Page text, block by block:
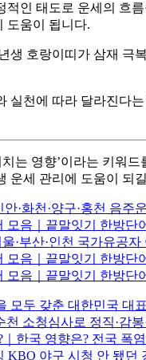
인 태도로 운세의
도움이 됩니다.
생 호랑이띠가 삼재
천에 따라 달라진다
는 영향’이라는 키워
운세 관리에 도움이 되
안·화천·양구·홍천 음
모음｜끝말잇기 한방단
·부산·인천 국가유공
모음｜끝말잇기 한방단
모음｜끝말잇기 한방단
모두 갖춘 대한민국 대
소청심사로 정직·감
한국 영향은? 전국 폭
야구 시청 안 됐던